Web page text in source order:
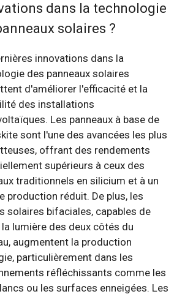
dans la technologie
solaires ?
innovations dans la
des panneaux solaires
d'améliorer l'efficacité et la
des installations
Les panneaux à base de
sont l'une des avancées les plus
offrant des rendements
supérieurs à ceux des
traditionnels en silicium et à un
production réduit. De plus, les
solaires bifaciales, capables de
lumière des deux côtés du
augmentent la production
particulièrement dans les
réfléchissants comme les
ou les surfaces enneigées. Les